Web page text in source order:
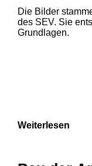
1
Die Bilder
des SEV. Sie
Grundlagen.
Weiterlesen